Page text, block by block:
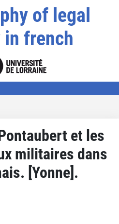
of legal
in french
et les
militaires dans
[Yonne].